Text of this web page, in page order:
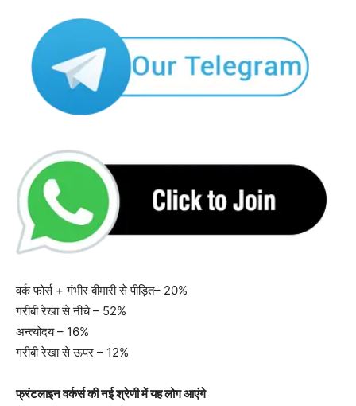
वर्क फोर्स + गंभीर बीमारी से पीड़ित– 20%
गरीबी रेखा से नीचे – 52%
अन्त्योदय – 16%
गरीबी रेखा से ऊपर – 12%
फ्रंटलाइन वर्कर्स की नई श्रेणी में यह लोग आएंगे